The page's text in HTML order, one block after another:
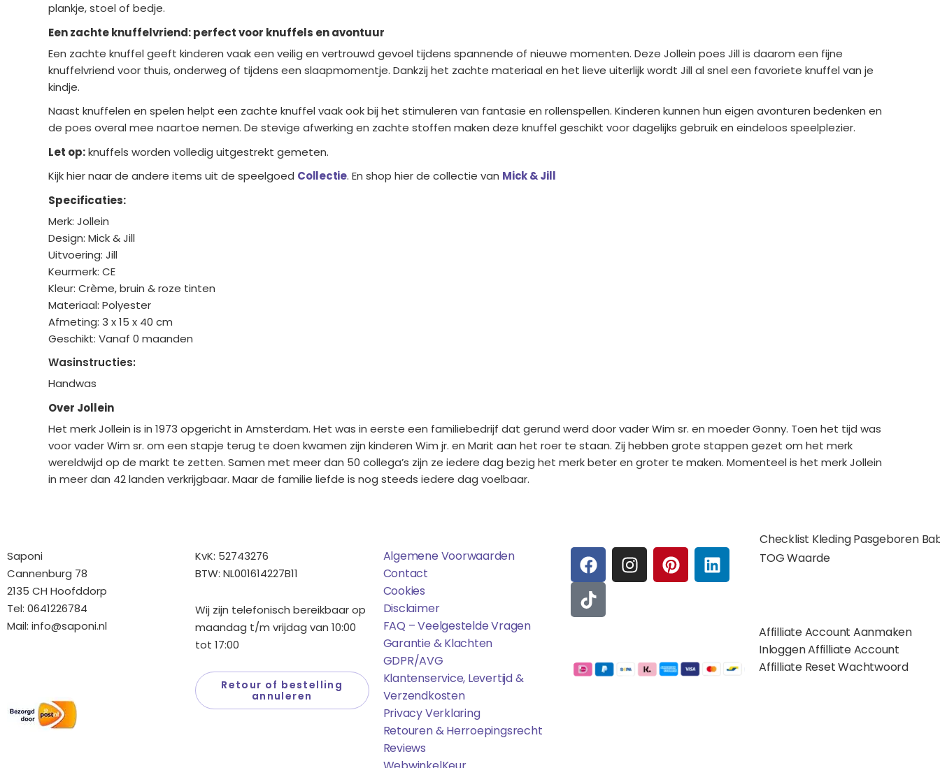
plankje, stoel of bedje.
Een zachte knuffelvriend: perfect voor knuffels en avontuur
Een zachte knuffel geeft kinderen vaak een veilig en vertrouwd gevoel tijdens spannende of nieuwe momenten. Deze Jollein poes Jill is daarom een fijne
knuffelvriend voor thuis, onderweg of tijdens een slaapmomentje. Dankzij het zachte materiaal en het lieve uiterlijk wordt Jill al snel een favoriete knuffel van je
kindje.
Naast knuffelen en spelen helpt een zachte knuffel vaak ook bij het stimuleren van fantasie en rollenspellen. Kinderen kunnen hun eigen avonturen bedenken en
de poes overal mee naartoe nemen. De stevige afwerking en zachte stoffen maken deze knuffel geschikt voor dagelijks gebruik en eindeloos speelplezier.
Let op:knuffels worden volledig uitgestrekt gemeten.
Kijk hier naar de andere items uit de speelgoed Collectie. En shop hier de collectie van Mick & Jill
Specificaties:
Merk: Jollein
Design: Mick & Jill
Uitvoering: Jill
Keurmerk: CE
Kleur: Crème, bruin & roze tinten
Materiaal: Polyester
Afmeting: 3 x 15 x 40 cm
Geschikt: Vanaf 0 maanden
Wasinstructies:
Handwas
Over Jollein
Het merk Jollein is in 1973 opgericht in Amsterdam. Het was in eerste een familiebedrijf dat gerund werd door vader Wim sr. en moeder Gonny. Toen het tijd was
voor vader Wim sr. om een stapje terug te doen kwamen zijn kinderen Wim jr. en Marit aan het roer te staan. Zij hebben grote stappen gezet om het merk
wereldwijd op de markt te zetten. Samen met meer dan 50 collega’s zijn ze iedere dag bezig het merk beter en groter te maken. Momenteel is het merk Jollein
in meer dan 42 landen verkrijgbaar. Maar de familie liefde is nog steeds iedere dag voelbaar.
Saponi
Cannenburg 78
2135 CH Hoofddorp
Tel: 0641226784
Mail: info@saponi.nl
KvK: 52743276
BTW: NL001614227B11
Wij zijn telefonisch bereikbaar op
maandag t/m vrijdag van 10:00
tot 17:00
Retour of bestelling
annuleren
Algemene Voorwaarden
Contact
Cookies
Disclaimer
FAQ – Veelgestelde Vragen
Garantie & Klachten
GDPR/AVG
Klantenservice, Levertijd &
Verzendkosten
Privacy Verklaring
Retouren & Herroepingsrecht
Reviews
F
A
C
E
B
O
K
I
N
S
A
P
I
N
E
S
L
I
N
I
N
T
I
K
T
O
Checklist Kleding Pasgeboren
TOG Waarde
Affilliate Account Aanmaken
Inloggen Affilliate Account
Affilliate Reset Wachtwoord